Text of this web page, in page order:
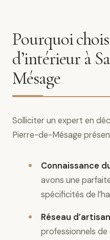
Pourquoi
d’intérieur à
Mésage
Solliciter un expert en
Pierre-de-Mésage
Connaissance
avons une
spécificités de
Réseau
professionnels